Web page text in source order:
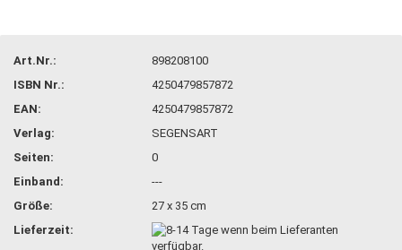
Art.Nr.:
898208100
ISBN Nr.:
4250479857872
EAN:
4250479857872
Verlag:
SEGENSART
Seiten:
0
Einband:
---
Größe:
27 x 35 cm
Lieferzeit: